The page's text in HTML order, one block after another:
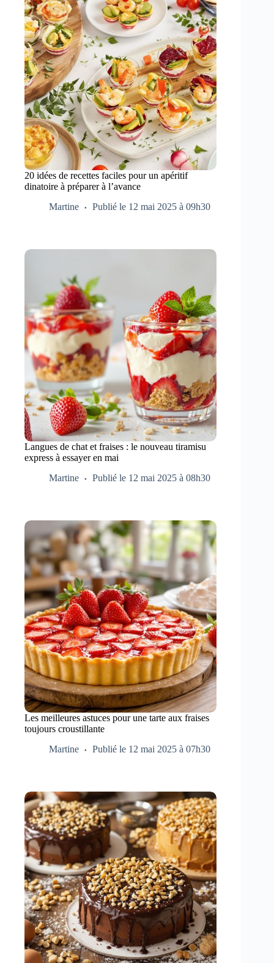
20 idées de recettes faciles pour un apéritif
dinatoire à préparer à l’avance
Martine
Publié le 12 mai 2025 à 09h30
Langues de chat et fraises : le nouveau tiramisu
express à essayer en mai
Martine
Publié le 12 mai 2025 à 08h30
Les meilleures astuces pour une tarte aux fraises
toujours croustillante
Martine
Publié le 12 mai 2025 à 07h30